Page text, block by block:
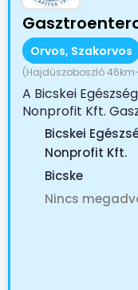
Orvos, Szakorvos
(Hajdúszoboszló
A Bicskei
Nonprofit Kft.
keres Az...
Bicskei
Nonprofit Kft.
Bicske
Nincs